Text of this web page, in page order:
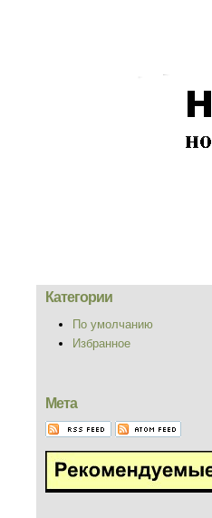
Категории
По умолчанию
Избранное
Мета